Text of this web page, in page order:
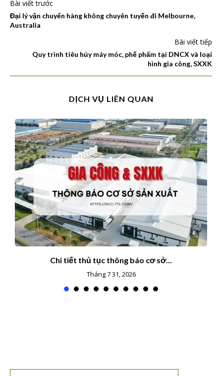
Bài viết trước
Đại lý vận chuyển hàng không chuyên tuyến đi Melbourne,
Australia
Bài viết tiếp
Quy trình tiêu hủy máy móc, phế phẩm tại DNCX và loại
hình gia công, SXXK
DỊCH VỤ LIÊN QUAN
Chi tiết thủ tục thông báo cơ sở...
Tháng 7 31, 2026